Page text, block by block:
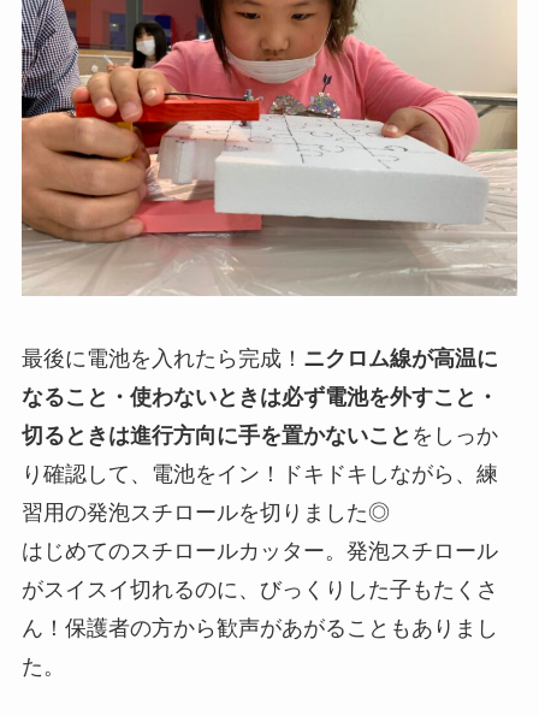
最後に電池を入れたら完成！ ニクロム線が高温に
なること・使わないときは必ず電池を外すこと・
切るときは進行方向に手を置かないこと をしっか
り確認して、電池をイン！ドキドキしながら、練
習用の発泡スチロールを切りました◎
はじめてのスチロールカッター。発泡スチロール
がスイスイ切れるのに、びっくりした子もたくさ
ん！保護者の方から歓声があがることもありまし
た。